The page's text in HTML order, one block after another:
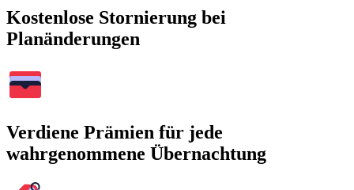
Kostenlose Stornierung bei
Planänderungen
Verdiene Prämien für jede
wahrgenommene Übernachtung